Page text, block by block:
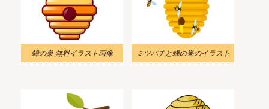
蜂の巣 無料イラスト画像 ミツバチと蜂の巣のイラスト